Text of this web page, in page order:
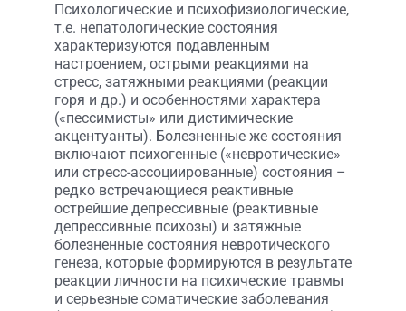
Психологические и психофизиологические,
т.е. непатологические состояния
характеризуются подавленным
настроением, острыми реакциями на
стресс, затяжными реакциями (реакции
горя и др.) и особенностями характера
(«пессимисты» или дистимические
акцентуанты). Болезненные же состояния
включают психогенные («невротические»
или стресс-ассоциированные) состояния –
редко встречающиеся реактивные
острейшие депрессивные (реактивные
депрессивные психозы) и затяжные
болезненные состояния невротического
генеза, которые формируются в результате
реакции личности на психические травмы
и серьезные соматические заболевания